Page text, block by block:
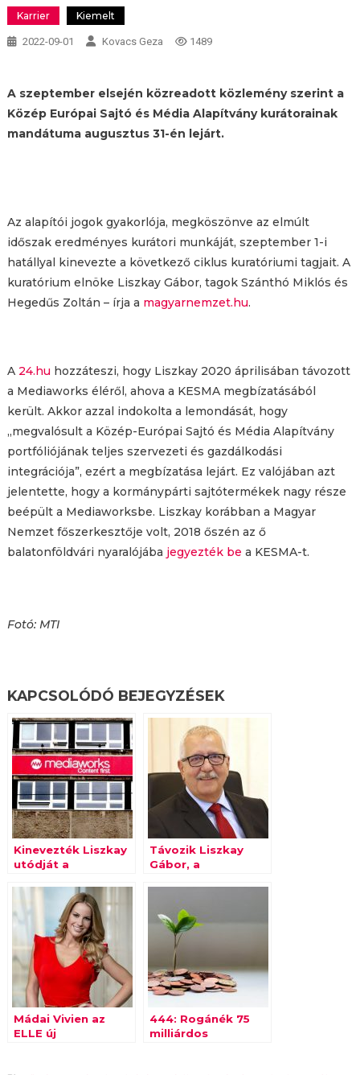
Karrier Kiemelt
2022-09-01 Kovacs Geza 1489
A szeptember elsején közreadott közlemény szerint a
Közép Európai Sajtó és Média Alapítvány kurátorainak
mandátuma augusztus 31-én lejárt.
Az alapítói jogok gyakorlója, megköszönve az elmúlt
időszak eredményes kurátori munkáját, szeptember 1-i
hatállyal kinevezte a következő ciklus kuratóriumi tagjait. A
kuratórium elnöke Liszkay Gábor, tagok Szánthó Miklós és
Hegedűs Zoltán – írja a magyarnemzet.hu.
A 24.hu hozzáteszi, hogy Liszkay 2020 áprilisában távozott
a Mediaworks éléről, ahova a KESMA megbízatásából
került. Akkor azzal indokolta a lemondását, hogy
„megvalósult a Közép-Európai Sajtó és Média Alapítvány
portfóliójának teljes szervezeti és gazdálkodási
integrációja”, ezért a megbízatása lejárt. Ez valójában azt
jelentette, hogy a kormánypárti sajtótermékek nagy része
beépült a Mediaworksbe. Liszkay korábban a Magyar
Nemzet főszerkesztője volt, 2018 őszén az ő
balatonföldvári nyaralójába jegyezték be a KESMA-t.
Fotó: MTI
KAPCSOLÓDÓ BEJEGYZÉSEK
Kinevezték Liszkay
utódját a
Távozik Liszkay
Gábor, a
Mádai Vivien az
ELLE új
444: Rogánék 75
milliárdos